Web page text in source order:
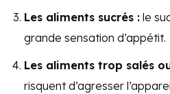
Les aliments sucrés : le
grande sensation d’appétit.
Les aliments trop salés
risquent d’agresser